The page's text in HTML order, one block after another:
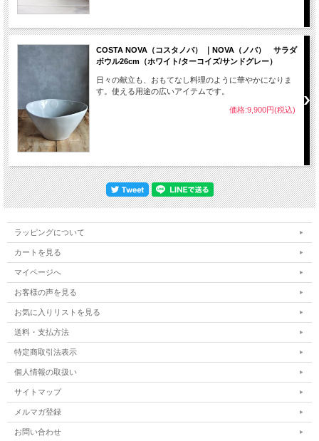
COSTA NOVA（コスタノバ） ｜NOVA（ノバ） サラダ
ボウル26cm（ホワイト/ターコイズ/サンドグレー）
日々の献立も、おもてなし料理のように華やかになりま
す。使える用途の広いアイテムです。
価格:9,900円(税込)
ラッピングについて
カートを見る
マイページへ
お客様の声を見る
お気に入りリストを見る
送料・支払方法
特定商取引法表示
個人情報の取扱い
サイトマップ
メルマガ登録
お問い合わせ